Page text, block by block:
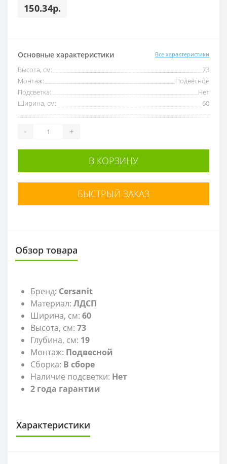
150.34р.
Основные характеристики Все характеристики
Высота, см:
73
Монтаж:
Подвесное
Подсветка:
Нет
Ширина, см:
60
- +
В КОРЗИНУ
БЫСТРЫЙ ЗАКАЗ
Обзор товара
Бренд: Cersanit
Материал: ЛДСП
Ширина, см: 60
Высота, см: 73
Глубина, см: 19
Монтаж: Подвесной
Сборка: В сборе
Наличие подсветки: Нет
2 года гарантии
Характеристики